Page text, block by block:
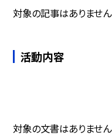
対象の記事はありません
活動内容
対象の文書はありません